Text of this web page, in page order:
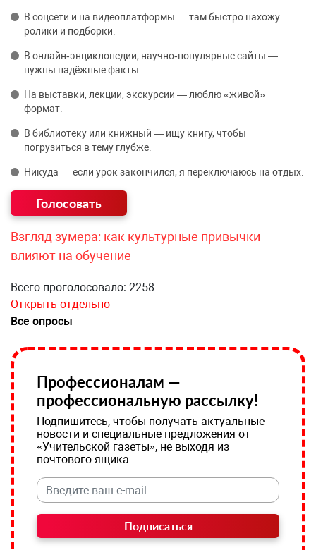
В соцсети и на видеоплатформы — там быстро нахожу
ролики и подборки.
В онлайн‑энциклопедии, научно‑популярные сайты —
нужны надёжные факты.
На выставки, лекции, экскурсии — люблю «живой»
формат.
В библиотеку или книжный — ищу книгу, чтобы
погрузиться в тему глубже.
Никуда — если урок закончился, я переключаюсь на отдых.
Взгляд зумера: как культурные привычки
влияют на обучение
Всего проголосовало: 2258
Открыть отдельно
Все опросы
Профессионалам —
профессиональную рассылку!
Подпишитесь, чтобы получать актуальные
новости и специальные предложения от
«Учительской газеты», не выходя из
почтового ящика
Подписаться